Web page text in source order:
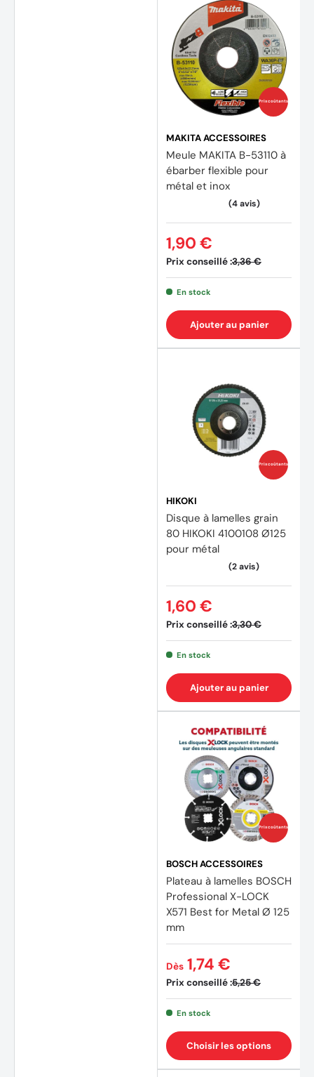
Prix coûtants
MAKITA ACCESSOIRES
Meule MAKITA B-53110 à
ébarber flexible pour
métal et inox
(4
Prix conseillé :3,36 €
1,90 €
En stock
Ajouter au panier
Prix coûtants
HIKOKI
Disque à lamelles grain
80 HIKOKI 4100108 Ø125
pour métal
Prix conseillé :3,30 €
1,60 €
En stock
Ajouter au panier
Prix coûtants
BOSCH ACCESSOIRES
Plateau à lamelles BOSCH
Professional X-LOCK
X571 Best for Metal Ø 125
mm
Prix conseillé :5,25 €
Dès 1,74 €
En stock
Choisir les options